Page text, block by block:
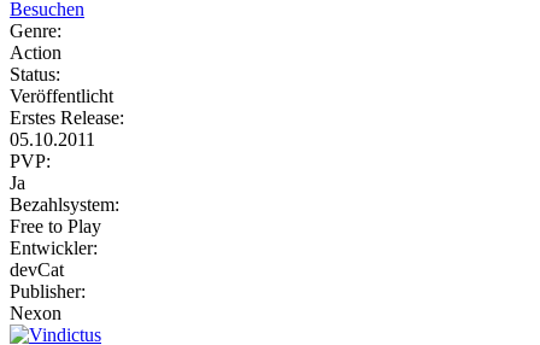
Besuchen
Genre:
Action
Status:
Veröffentlicht
Erstes Release:
05.10.2011
PVP:
Ja
Bezahlsystem:
Free to Play
Entwickler:
devCat
Publisher:
Nexon